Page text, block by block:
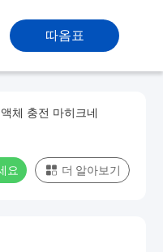
따옴표
체 충전 마히크네
요 더 알아보기